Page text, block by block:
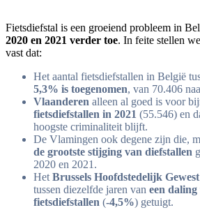
Fietsdiefstal is een groeiend probleem in
2020 en 2021 verder toe. In feite stellen
vast dat:
Het aantal fietsdiefstallen in België
5,3% is toegenomen, van 70.406
Vlaanderen alleen al goed is voor
fietsdiefstallen in 2021 (55.546) en
hoogste criminaliteit blijft.
De Vlamingen ook degene zijn die,
de grootste stijging van diefstallen
2020 en 2021.
Het Brussels Hoofdstedelijk Gewest
tussen diezelfde jaren van een
fietsdiefstallen (-4,5%) getuigt.